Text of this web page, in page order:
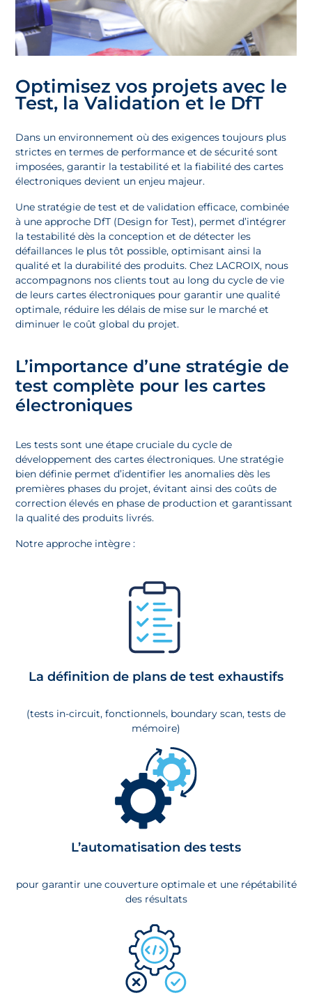
Optimisez vos projets avec le
Test, la Validation et le DfT
Dans un environnement où des exigences toujours plus
strictes en termes de performance et de sécurité sont
imposées, garantir la testabilité et la fiabilité des cartes
électroniques devient un enjeu majeur.
Une stratégie de test et de validation efficace, combinée
à une approche DfT (Design for Test), permet d’intégrer
la testabilité dès la conception et de détecter les
défaillances le plus tôt possible, optimisant ainsi la
qualité et la durabilité des produits. Chez LACROIX, nous
accompagnons nos clients tout au long du cycle de vie
de leurs cartes électroniques pour garantir une qualité
optimale, réduire les délais de mise sur le marché et
diminuer le coût global du projet.
L’importance d’une stratégie de
test complète pour les cartes
électroniques
Les tests sont une étape cruciale du cycle de
développement des cartes électroniques. Une stratégie
bien définie permet d’identifier les anomalies dès les
premières phases du projet, évitant ainsi des coûts de
correction élevés en phase de production et garantissant
la qualité des produits livrés.
Notre approche intègre :
La définition de plans de test exhaustifs
(tests in-circuit, fonctionnels, boundary scan, tests de
mémoire)
L’automatisation des tests
pour garantir une couverture optimale et une répétabilité
des résultats